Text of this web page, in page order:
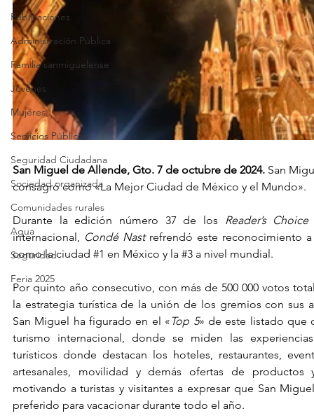
Publicaciones
Administración Pública
Familia sanmiguelense
Jóvenes
Mujeres
Servicios Públicos
Seguridad Ciudadana
Sociedad organizada
Comunidades rurales
Agua
Seguridad
Feria 2025
San Miguel de Allende, Gto. 7 de octubre de 2024. San
consagró como «La Mejor Ciudad de México y el Mundo».
Durante la edición número 37 de los Reader’s
internacional, Condé Nast refrendó este reconocimiento
como la ciudad #1 en México y la #3 a nivel mundial.
Por quinto año consecutivo, con más de 500 000 votos
la estrategia turística de la unión de los gremios con sus
San Miguel ha figurado en el « Top 5» de este listado que
turismo internacional, donde se miden las
turísticos donde destacan los hoteles, restaurantes,
artesanales, movilidad y demás ofertas de productos
motivando a turistas y visitantes a expresar que San
preferido para vacacionar durante todo el año.